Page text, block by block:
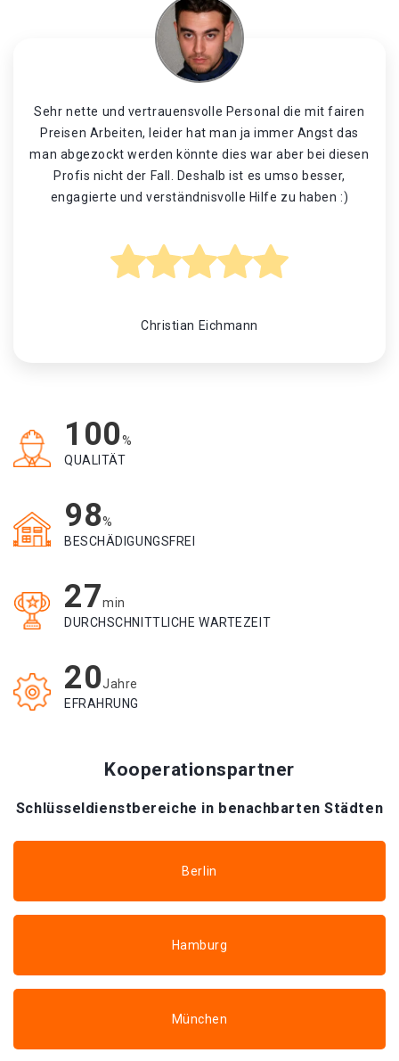
Sehr nette und vertrauensvolle Personal die mit fairen
Preisen Arbeiten, leider hat man ja immer Angst das
man abgezockt werden könnte dies war aber bei diesen
Profis nicht der Fall. Deshalb ist es umso besser,
engagierte und verständnisvolle Hilfe zu haben :)
Christian Eichmann
100%
QUALITÄT
98%
BESCHÄDIGUNGSFREI
27min
DURCHSCHNITTLICHE WARTEZEIT
20Jahre
EFRAHRUNG
Kooperationspartner
Schlüsseldienstbereiche in benachbarten Städten
Berlin
Hamburg
München